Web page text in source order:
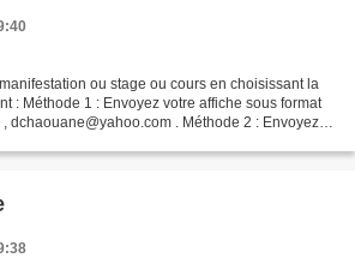
ou stage ou cours en choisissant la
: Méthode 1 : Envoyez votre affiche sous format
dchaouane@yahoo.com . Méthode 2 : Envoyez